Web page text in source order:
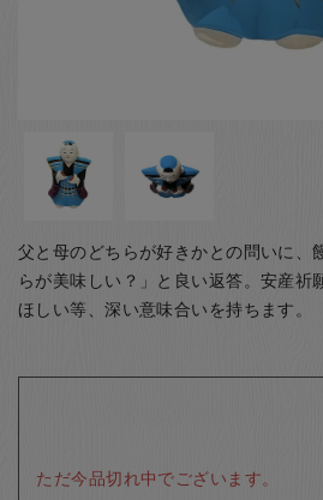
父と母のどちらが好きかとの問いに、
らが美味しい？」と良い返答。安産祈
ほしい等、深い意味合いを持ちます。
ただ今品切れ中でございます。